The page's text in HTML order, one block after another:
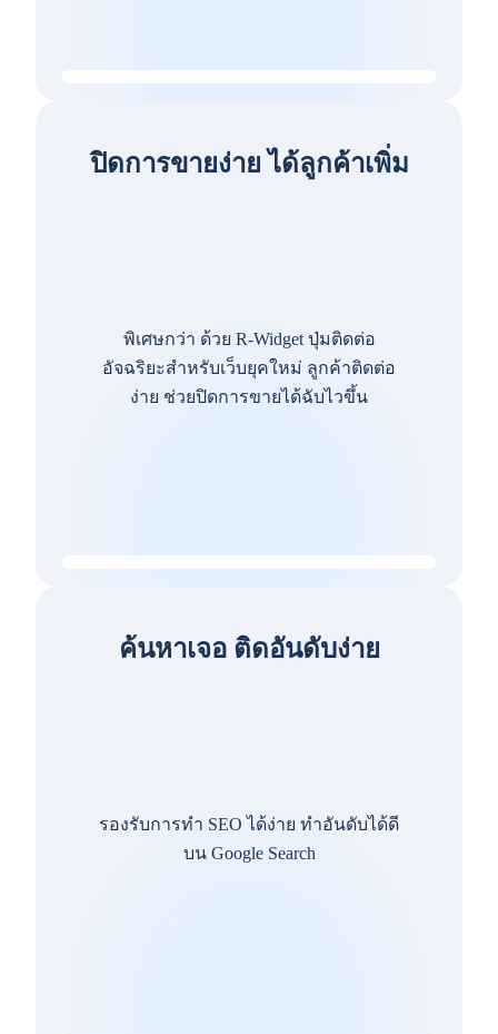
ปิดการขายง่าย ได้ลูกค้าเพิ่ม
พิเศษกว่า ด้วย R-Widget ปุ่มติดต่อ
อัจฉริยะสำหรับเว็บยุคใหม่ ลูกค้าติดต่อ
ง่าย ช่วยปิดการขายได้ฉับไวขึ้น
ค้นหาเจอ ติดอันดับง่าย
รองรับการทำ SEO ได้ง่าย ทำอันดับได้ดี
บน Google Search